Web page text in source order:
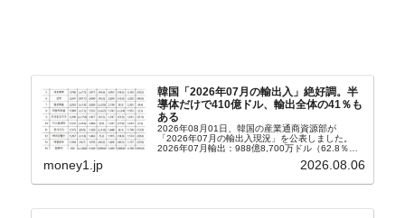
韓国「2026年07月の輸出入」絶好調。半
導体だけで410億ドル、輸出全体の41％も
ある
2026年08月01日、韓国の産業通商資源部が
「2026年07月の輸出入現況」を公表しました。
2026年07月輸出：988億8,700万ドル（62.8％）
money1.jp 2026.08.06